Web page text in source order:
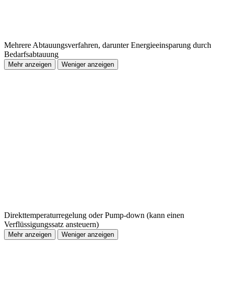
Mehrere Abtauungsverfahren, darunter Energieeinsparung durch
Bedarfsabtauung
Mehr anzeigen Weniger anzeigen
Direkttemperaturregelung oder Pump-down (kann einen
Verflüssigungssatz ansteuern)
Mehr anzeigen Weniger anzeigen